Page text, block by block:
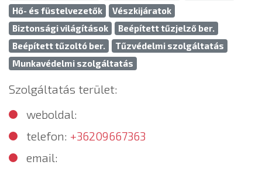
Hő- és füstelvezetők
Vészkijáratok
Biztonsági világítások
Beépített tűzjelző ber.
Beépített tűzoltó ber.
Tűzvédelmi szolgáltatás
Munkavédelmi szolgáltatás
Szolgáltatás terület:
weboldal:
telefon: +36209667363
email: